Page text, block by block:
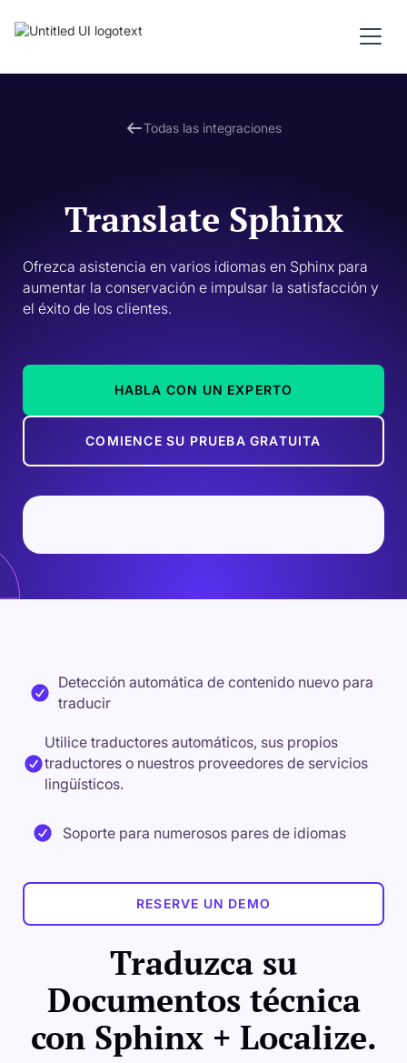
Todas las integraciones
Translate Sphinx
Ofrezca asistencia en varios idiomas en Sphinx para
aumentar la conservación e impulsar la satisfacción y
el éxito de los clientes.
HABLA CON UN EXPERTO
COMIENCE SU PRUEBA GRATUITA
Traduzca su
Documentos técnica
con Sphinx + Localize.
Detección automática de contenido nuevo para
traducir
Utilice traductores automáticos, sus propios
traductores o nuestros proveedores de servicios
lingüísticos.
Soporte para numerosos pares de idiomas
RESERVE UN DEMO